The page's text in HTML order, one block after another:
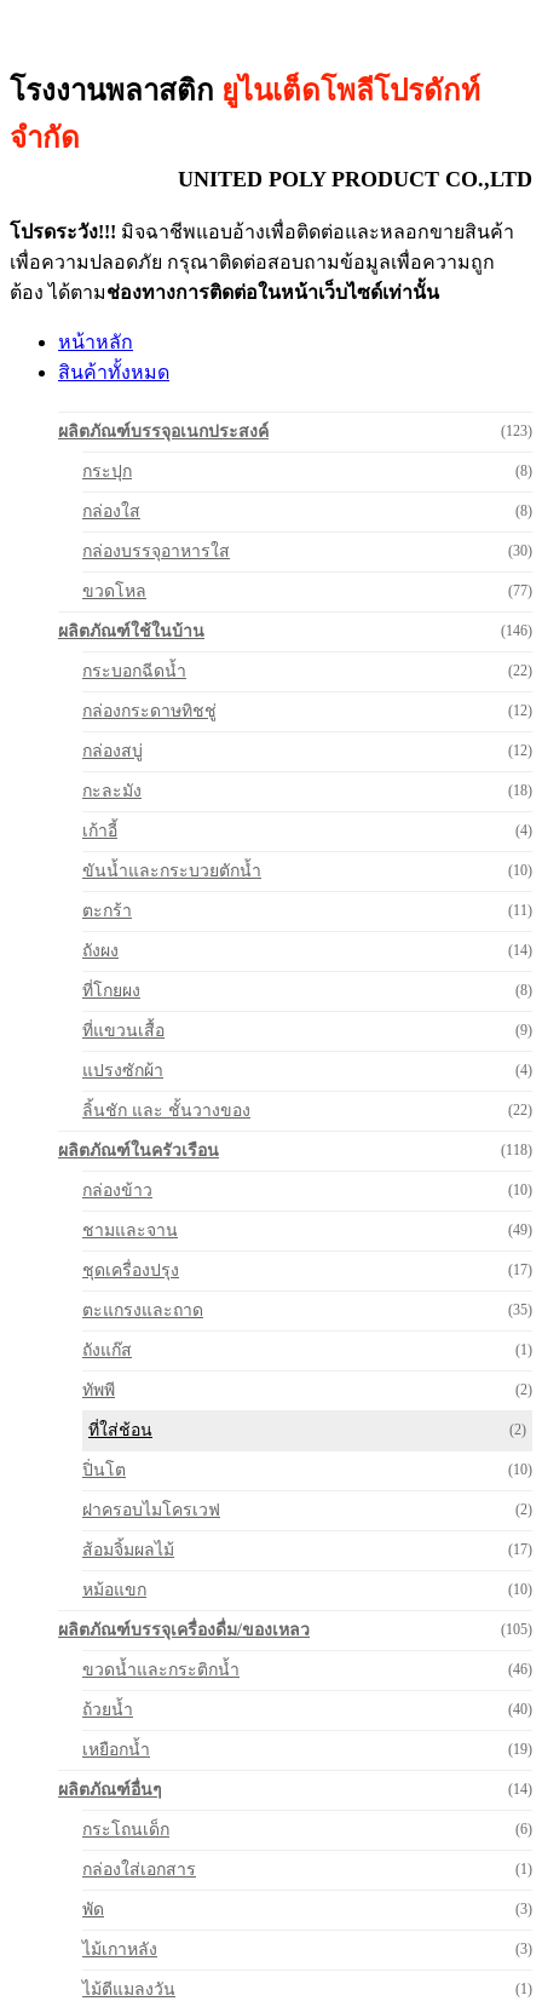
โรงงานพลาสติก ยูไนเต็ดโพลีโปรดักท์
จำกัด
UNITED POLY PRODUCT CO.,LTD
โปรดระวัง!!! มิจฉาชีพแอบอ้างเพื่อติดต่อและหลอกขายสินค้า
เพื่อความปลอดภัย กรุณาติดต่อสอบถามข้อมูลเพื่อความถูก
ต้อง ได้ตามช่องทางการติดต่อในหน้าเว็บไซด์เท่านั้น
หน้าหลัก
สินค้าทั้งหมด
ผลิตภัณฑ์บรรจุอเนกประสงค์ (123)
กระปุก (8)
กล่องใส (8)
กล่องบรรจุอาหารใส (30)
ขวดโหล (77)
ผลิตภัณฑ์ใช้ในบ้าน (146)
กระบอกฉีดน้ำ (22)
กล่องกระดาษทิชชู่ (12)
กล่องสบู่ (12)
กะละมัง (18)
เก้าอี้ (4)
ขันน้ำและกระบวยตักน้ำ (10)
ตะกร้า (11)
ถังผง (14)
ที่โกยผง (8)
ที่แขวนเสื้อ (9)
แปรงซักผ้า (4)
ลิ้นชัก และ ชั้นวางของ (22)
ผลิตภัณฑ์ในครัวเรือน (118)
กล่องข้าว (10)
ชามและจาน (49)
ชุดเครื่องปรุง (17)
ตะแกรงและถาด (35)
ถังแก๊ส (1)
ทัพพี (2)
ที่ใส่ช้อน (2)
ปิ่นโต (10)
ฝาครอบไมโครเวฟ (2)
ส้อมจิ้มผลไม้ (17)
หม้อแขก (10)
ผลิตภัณฑ์บรรจุเครื่องดื่ม/ของเหลว (105)
ขวดน้ำและกระติกน้ำ (46)
ถ้วยน้ำ (40)
เหยือกน้ำ (19)
ผลิตภัณฑ์อื่นๆ (14)
กระโถนเด็ก (6)
กล่องใส่เอกสาร (1)
พัด (3)
ไม้เกาหลัง (3)
ไม้ตีแมลงวัน (1)